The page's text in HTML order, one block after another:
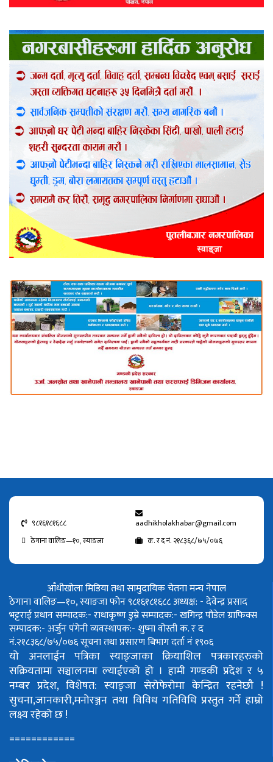
९८१६१८१६८८
aadhikholakhabar@gmail.com
ठेगाना वालिङ—१०, स्याङजा
क. र द नं. २१८३६८/७५/०७६
आँधीखोला मिडिया तथा सामुदायिक चेतना मन्च नेपाल
ठेगाना वालिङ—१०, स्याङजा फोन ९८१६१८१६८८अध्यक्ष: - देवेन्द्र प्रसाद
भट्टराईप्रधान सम्पादक:- राधाकृष्ण डुम्रेसम्पादक:- खगिन्द्र पौडेलग्राफिक्स
सम्पादक:- अर्जुन पंगेनीव्यवस्थापक:- शुष्मा वोस्तीक. र द
नं.२१८३६८/७५/०७६सूचना तथा प्रसारण बिभाग दर्ता नं १९०६
यो अनलाईन पत्रिका स्याङ्जाका क्रियाशिल पत्रकारहरुको
सक्रियतामा सञ्चालनमा ल्याईएको हो । हामी गण्डकी प्रदेश र ५
नम्बर प्रदेश, विशेषत: स्याङ्जा सेरोफेरोमा केन्द्रित रहनेछौ !
सुचना,जानकारी,मनोरञ्जन तथा विविध गतिविधि प्रस्तुत गर्ने हाम्रो
लक्ष्य रहेको छ !
============